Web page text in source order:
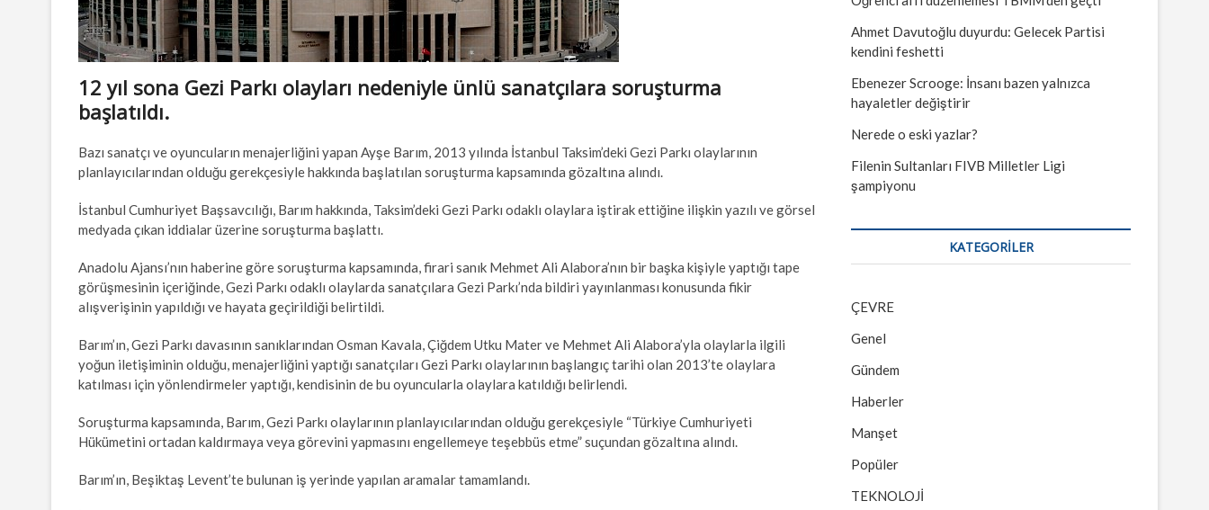
12 yıl sona Gezi Parkı olayları nedeniyle ünlü sanatçılara soruşturma
başlatıldı.
Bazı sanatçı ve oyuncuların menajerliğini yapan Ayşe Barım, 2013 yılında İstanbul Taksim’deki Gezi Parkı olaylarının
planlayıcılarından olduğu gerekçesiyle hakkında başlatılan soruşturma kapsamında gözaltına alındı.
İstanbul Cumhuriyet Başsavcılığı, Barım hakkında, Taksim’deki Gezi Parkı odaklı olaylara iştirak ettiğine ilişkin yazılı ve görsel
medyada çıkan iddialar üzerine soruşturma başlattı.
Anadolu Ajansı’nın haberine göre soruşturma kapsamında, firari sanık Mehmet Ali Alabora’nın bir başka kişiyle yaptığı tape
görüşmesinin içeriğinde, Gezi Parkı odaklı olaylarda sanatçılara Gezi Parkı’nda bildiri yayınlanması konusunda fikir
alışverişinin yapıldığı ve hayata geçirildiği belirtildi.
Barım’ın, Gezi Parkı davasının sanıklarından Osman Kavala, Çiğdem Utku Mater ve Mehmet Ali Alabora’yla olaylarla ilgili
yoğun iletişiminin olduğu, menajerliğini yaptığı sanatçıları Gezi Parkı olaylarının başlangıç tarihi olan 2013’te olaylara
katılması için yönlendirmeler yaptığı, kendisinin de bu oyuncularla olaylara katıldığı belirlendi.
Soruşturma kapsamında, Barım, Gezi Parkı olaylarının planlayıcılarından olduğu gerekçesiyle “Türkiye Cumhuriyeti
Hükümetini ortadan kaldırmaya veya görevini yapmasını engellemeye teşebbüs etme” suçundan gözaltına alındı.
Barım’ın, Beşiktaş Levent’te bulunan iş yerinde yapılan aramalar tamamlandı.
Ahmet Davutoğlu duyurdu: Gelecek Partisi
kendini feshetti
Ebenezer Scrooge: İnsanı bazen yalnızca
hayaletler değiştirir
Nerede o eski yazlar?
Filenin Sultanları FIVB Milletler Ligi
şampiyonu
KATEGORILER
ÇEVRE
Genel
Gündem
Haberler
Manşet
Popüler
TEKNOLOJİ